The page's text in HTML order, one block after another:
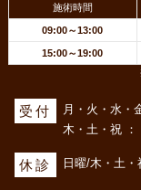
施術時間
09:00～13:00
15:00～19:00
受付
月・火・水・
木・土・祝 ：
休診 日曜/木・土・